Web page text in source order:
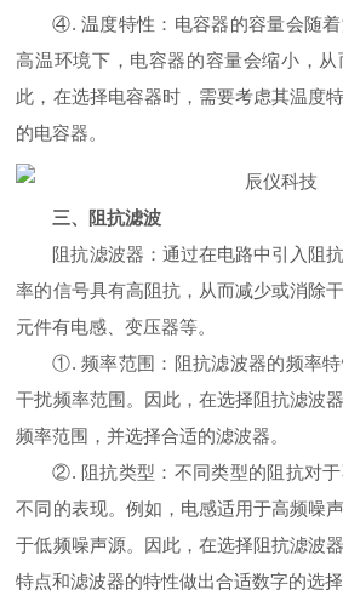
④. 温度特性：电容器的容量会随
高温环境下，电容器的容量会缩小，
此，在选择电容器时，需要考虑其温度
的电容器。
三、阻抗滤波
阻抗滤波器：通过在电路中引入阻
率的信号具有高阻抗，从而减少或消除
元件有电感、变压器等。
①. 频率范围：阻抗滤波器的频率
干扰频率范围。因此，在选择阻抗滤波
频率范围，并选择合适的滤波器。
②. 阻抗类型：不同类型的阻抗对
不同的表现。例如，电感适用于高频噪
于低频噪声源。因此，在选择阻抗滤波
特点和滤波器的特性做出合适数字的选择